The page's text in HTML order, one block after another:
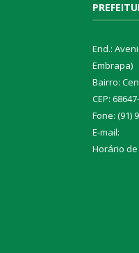
End.:
Embrapa)
Bairro:
CEP:
Fone: (91)
E-mail:
Horário de